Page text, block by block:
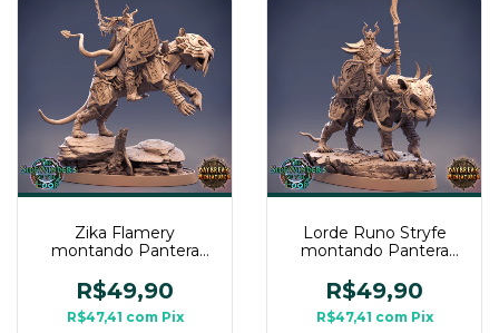
Zika Flamery
montando Pantera
Miniatura 3D Grande
Para Rpg de Mesa
R$49,90
R$47,41 com Pix
Lorde Runo Stryfe
montando Pantera
Miniatura 3D Grande
Para Rpg de Mesa
R$49,90
R$47,41 com Pix